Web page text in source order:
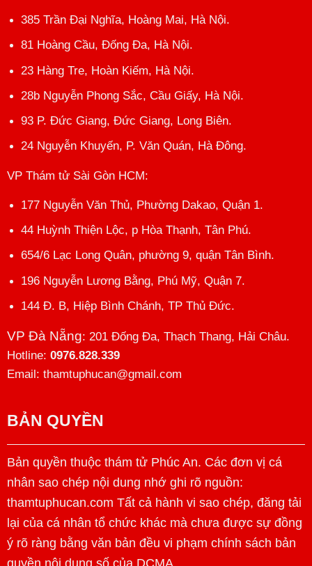
385 Trần Đại Nghĩa, Hoàng Mai, Hà Nội.
81 Hoàng Cầu, Đống Đa, Hà Nội.
23 Hàng Tre, Hoàn Kiếm, Hà Nội.
28b Nguyễn Phong Sắc, Cầu Giấy, Hà Nội.
93 P. Đức Giang, Đức Giang, Long Biên.
24 Nguyễn Khuyến, P. Văn Quán, Hà Đông.
VP Thám tử Sài Gòn HCM:
177 Nguyễn Văn Thủ, Phường Dakao, Quận 1.
44 Huỳnh Thiện Lộc, p Hòa Thạnh, Tân Phú.
654/6 Lạc Long Quân, phường 9, quận Tân Bình.
196 Nguyễn Lương Bằng, Phú Mỹ, Quận 7.
144 Đ. B, Hiệp Bình Chánh, TP Thủ Đức.
VP Đà Nẵng: 201 Đống Đa, Thạch Thang, Hải Châu.
Hotline: 0976.828.339
Email: thamtuphucan@gmail.com
BẢN QUYỀN
Bản quyền thuộc thám tử Phúc An. Các đơn vị cá
nhân sao chép nội dung nhớ ghi rõ nguồn:
thamtuphucan.com Tất cả hành vi sao chép, đăng tải
lại của cá nhân tổ chức khác mà chưa được sự đồng
ý rõ ràng bằng văn bản đều vi phạm chính sách bản
quyền nội dung số của DCMA.